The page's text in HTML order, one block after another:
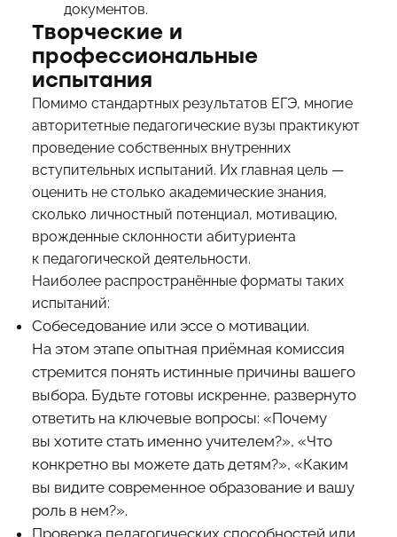
документов.
Творческие и
профессиональные
испытания
Помимо стандартных результатов ЕГЭ, многие
авторитетные педагогические вузы практикуют
проведение собственных внутренних
вступительных испытаний. Их главная цель —
оценить не столько академические знания,
сколько личностный потенциал, мотивацию,
врожденные склонности абитуриента
к педагогической деятельности.
Наиболее распространённые форматы таких
испытаний:
Собеседование или эссе о мотивации.
На этом этапе опытная приёмная комиссия
стремится понять истинные причины вашего
выбора. Будьте готовы искренне, развернуто
ответить на ключевые вопросы: «Почему
вы хотите стать именно учителем?», «Что
конкретно вы можете дать детям?», «Каким
вы видите современное образование и вашу
роль в нем?».